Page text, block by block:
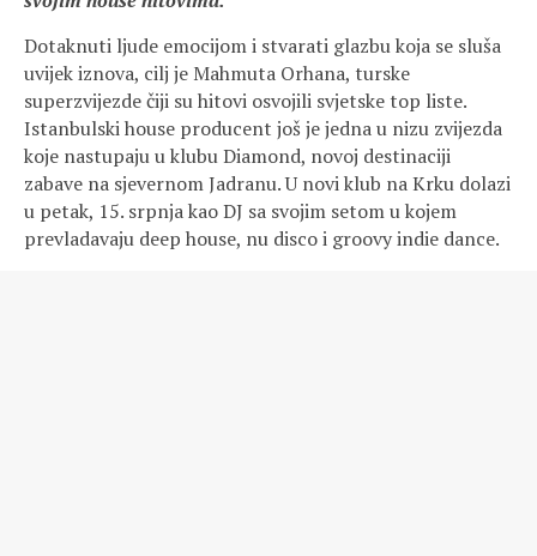
Dotaknuti ljude emocijom i stvarati glazbu koja se sluša
uvijek iznova, cilj je Mahmuta Orhana, turske
superzvijezde čiji su hitovi osvojili svjetske top liste.
Istanbulski house producent još je jedna u nizu zvijezda
koje nastupaju u klubu Diamond, novoj destinaciji
zabave na sjevernom Jadranu. U novi klub na Krku dolazi
u petak, 15. srpnja kao DJ sa svojim setom u kojem
prevladavaju deep house, nu disco i groovy indie dance.